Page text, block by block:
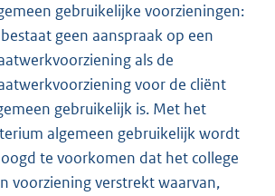
gebruikelijke voorzieningen:
bestaat geen aanspraak op een
als de
voor de cliënt
gebruikelijk is. Met het
algemeen gebruikelijk wordt
te voorkomen dat het college
voorziening verstrekt waarvan,